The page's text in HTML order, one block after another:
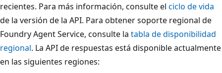
recientes. Para más información, consulte el ciclo de vida
de la versión de la API. Para obtener soporte regional de
Foundry Agent Service, consulte la tabla de disponibilidad
regional. La API de respuestas está disponible actualmente
en las siguientes regiones: